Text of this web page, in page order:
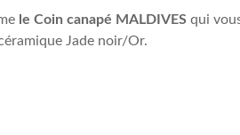
le Coin canapé MALDIVES qui
Jade noir/Or.